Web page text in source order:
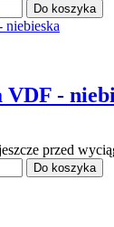
Do koszyka
VDF -
przed
Do koszyka